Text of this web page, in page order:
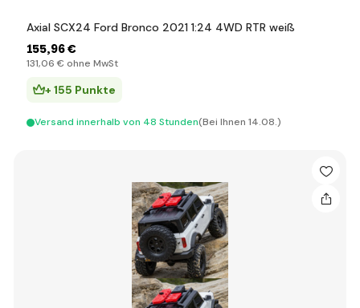
Axial SCX24 Ford Bronco 2021 1:24 4WD RTR weiß
155,96 €
131,06 € ohne MwSt
+ 155 Punkte
Versand innerhalb von 48 Stunden(Bei Ihnen 14.08.)